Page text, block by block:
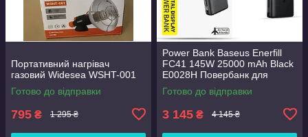
Портативний нагрівач
газовий Widesea WSHT-001
Готово до відправки
795 ₴ 1 295 ₴
Power Bank Baseus Enerfill
FC41 145W 25000 mAh Black
E0028H Повербанк для
ноутбука
Готово до відправки
3 145 ₴ 4 145 ₴